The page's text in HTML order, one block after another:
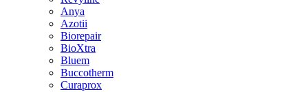
Anya
Azotii
Biorepair
BioXtra
Bluem
Buccotherm
Curaprox